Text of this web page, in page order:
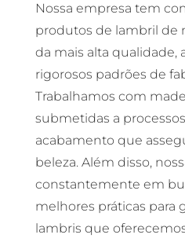
Nossa empresa tem
produtos de lambril de
da mais alta qualidade,
rigorosos padrões de
Trabalhamos com
submetidas a
acabamento que
beleza. Além disso,
constantemente em
melhores práticas para
lambris que